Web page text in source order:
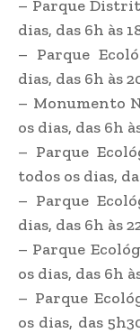
– Parque
dias, das 6h às
– Parque
dias, das 6h às
– Monumento
os dias, das 6h
– Parque
todos os dias,
– Parque
dias, das 6h às
– Parque
os dias, das 6h
– Parque
os dias, das